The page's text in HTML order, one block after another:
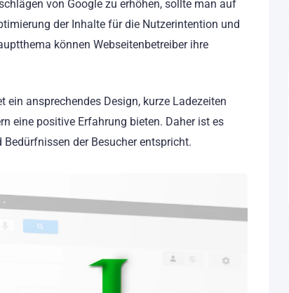
von Google zu erhöhen, sollte man auf
der Inhalte für die Nutzerintention und
können Webseitenbetreiber ihre
ein ansprechendes Design, kurze Ladezeiten
eine positive Erfahrung bieten. Daher ist es
der Besucher entspricht.